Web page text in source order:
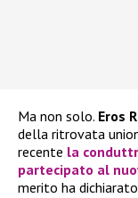
Ma non solo. Eros
della ritrovata
recente la
partecipato al
merito ha